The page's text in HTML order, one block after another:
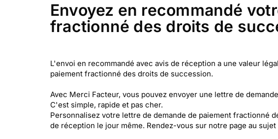
Envoyez en recommandé
fractionné des droits de
L'envoi en recommandé avec avis de réception a une valeur
paiement fractionné des droits de succession.
Avec Merci Facteur, vous pouvez envoyer une lettre de
C'est simple, rapide et pas cher.
Personnalisez votre lettre de demande de paiement fractionné
de réception le jour même. Rendez-vous sur notre page au sujet